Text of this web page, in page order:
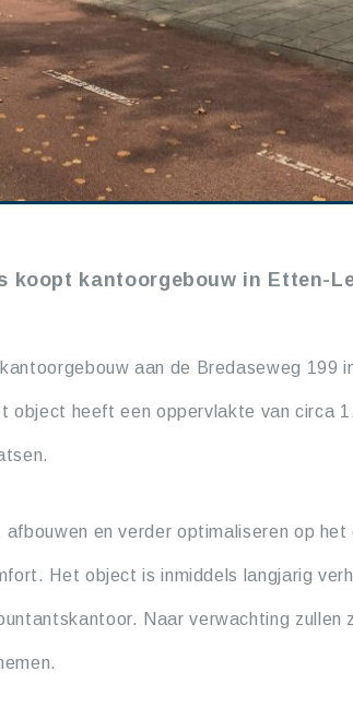
koopt kantoorgebouw in Etten-
aan de Bredaseweg 199
object heeft een oppervlakte van circa
en verder optimaliseren op het
Het object is inmiddels langjarig
Naar verwachting zullen